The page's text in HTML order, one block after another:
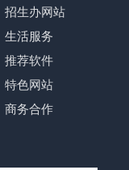
招生办网站
生活服务
推荐软件
特色网站
商务合作